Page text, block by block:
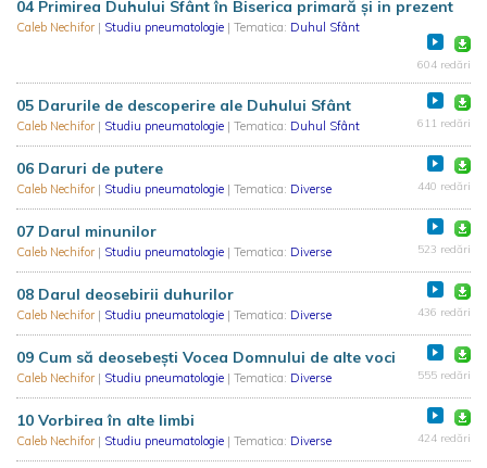
04 Primirea Duhului Sfânt în Biserica primară și in prezent
Caleb Nechifor | Studiu pneumatologie | Tematica: Duhul Sfânt
604 redări
05 Darurile de descoperire ale Duhului Sfânt
Caleb Nechifor | Studiu pneumatologie | Tematica: Duhul Sfânt 611 redări
06 Daruri de putere
Caleb Nechifor | Studiu pneumatologie | Tematica: Diverse 440 redări
07 Darul minunilor
Caleb Nechifor | Studiu pneumatologie | Tematica: Diverse 523 redări
08 Darul deosebirii duhurilor
Caleb Nechifor | Studiu pneumatologie | Tematica: Diverse 436 redări
09 Cum să deosebești Vocea Domnului de alte voci
Caleb Nechifor | Studiu pneumatologie | Tematica: Diverse 555 redări
10 Vorbirea în alte limbi
Caleb Nechifor | Studiu pneumatologie | Tematica: Diverse 424 redări